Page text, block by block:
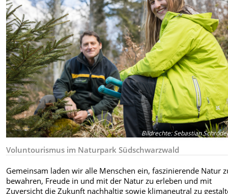
Bildrechte:Sebastian
Voluntourismus im Naturpark Südschwarzwald
Gemeinsam laden wir alle Menschen ein, faszinierende Natur
bewahren, Freude in und mit der Natur zu erleben und mit
Zuversicht die Zukunft nachhaltig sowie klimaneutral zu